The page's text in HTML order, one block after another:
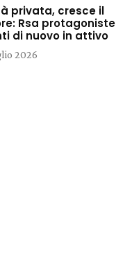
privata, cresce il
Rsa protagoniste
di nuovo in attivo
2026